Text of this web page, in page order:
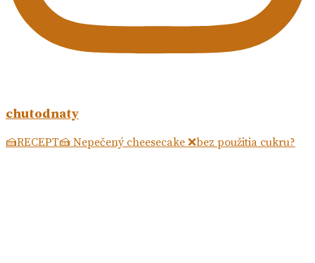
chutodnaty
🍰RECEPT🍰 Nepečený cheesecake ❌bez použitia cukru?